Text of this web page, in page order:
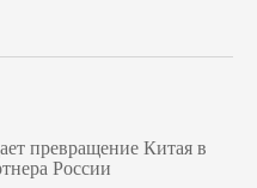
превращение Китая в
России